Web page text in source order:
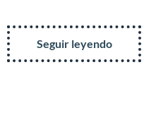
Seguir leyendo